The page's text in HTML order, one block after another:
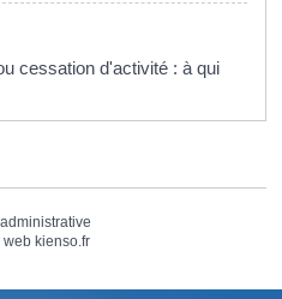
cessation d'activité : à qui
web kienso.fr